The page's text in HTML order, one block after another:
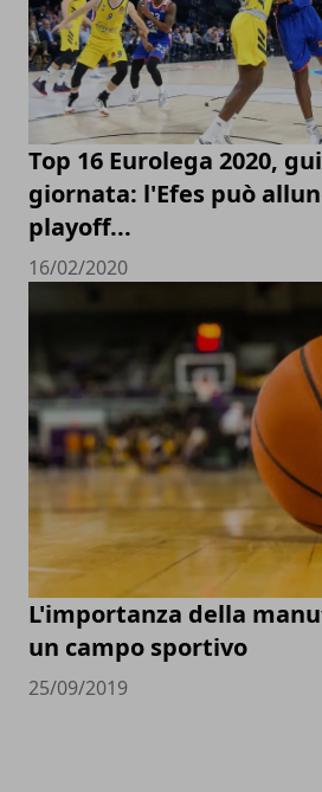
Top 16 Eurolega 2020,
giornata: l'Efes può
playoff...
16/02/2020
L'importanza della
un campo sportivo
25/09/2019